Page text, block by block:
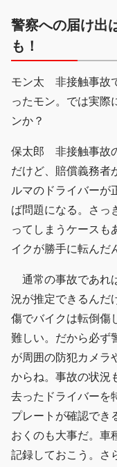
警察への届け出
も！
モン太 非接触事故
ったモン。では実際
ンか？
保太郎 非接触事故
だけど、賠償義務者
ルマのドライバーが
ば問題になる。さっ
ってしまうケースも
イクが勝手に転んだ
通常の事故であれ
況が推定できるんだ
傷でバイクは転倒傷
難しい。だから必
が周囲の防犯カメラ
からね。事故の状況
去ったドライバーを
プレートが確認でき
おくのも大事だ。車
記録しておこう。さ